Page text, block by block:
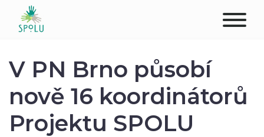
KONTAKT
PODPOŘTE NÁS
V PN Brno působí
nově 16 koordinátorů
Projektu SPOLU